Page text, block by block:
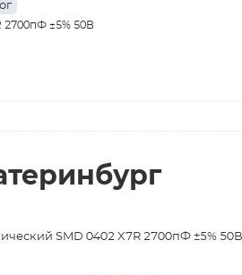
2700пФ ±5% 50В
SMD 0402 X7R 2700пФ ±5%